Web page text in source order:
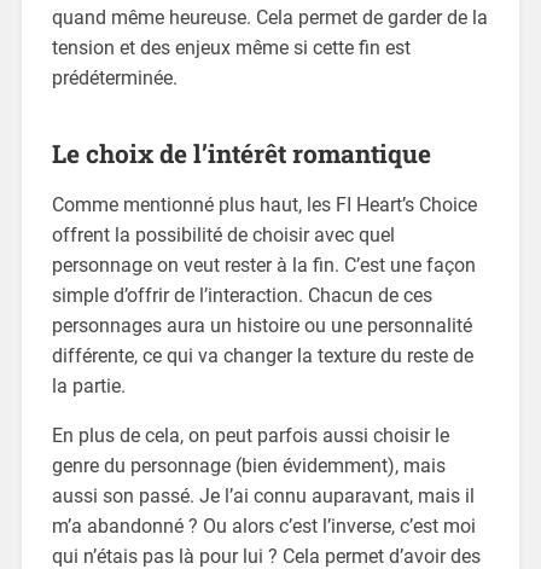
quand même heureuse. Cela permet de garder de la
tension et des enjeux même si cette fin est
prédéterminée.
Le choix de l’intérêt romantique
Comme mentionné plus haut, les FI Heart’s Choice
offrent la possibilité de choisir avec quel
personnage on veut rester à la fin. C’est une façon
simple d’offrir de l’interaction. Chacun de ces
personnages aura un histoire ou une personnalité
différente, ce qui va changer la texture du reste de
la partie.
En plus de cela, on peut parfois aussi choisir le
genre du personnage (bien évidemment), mais
aussi son passé. Je l’ai connu auparavant, mais il
m’a abandonné ? Ou alors c’est l’inverse, c’est moi
qui n’étais pas là pour lui ? Cela permet d’avoir des